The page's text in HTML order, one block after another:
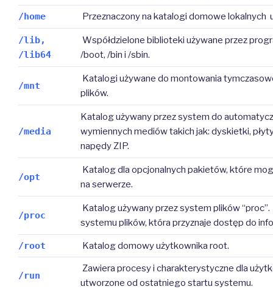
/home Przeznaczony na katalogi domowe lokalnych
/lib,
/lib64
Współdzielone biblioteki używane przez
/boot, /bin i /sbin.
/mnt
Katalogi używane do montowania
plików.
/media
Katalog używany przez system do
wymiennych mediów takich jak: dyskietki, płyty
napędy ZIP.
/opt
Katalog dla opcjonalnych pakietów, które
na serwerze.
/proc
Katalog używany przez system plików
systemu plików, która przyznaje dostęp do
/root Katalog domowy użytkownika root.
/run
Zawiera procesy i charakterystyczne dla
utworzone od ostatniego startu systemu.